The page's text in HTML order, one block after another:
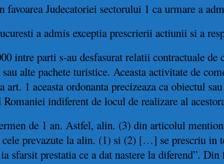
Judecatoriei sectorului 1 ca urmare a
a admis exceptia prescrierii actiunii si a
intre parti s-au desfasurat relatii contractuale
alte pachete turistice. Aceasta activitate de
1 aceasta ordonanta precizeaza ca obiectul
indiferent de locul de realizare al
de 1 an. Astfel, alin. (3) din articolul
prevazute la alin. (1) si (2) […] se prescriu
sfarsit prestatia ce a dat nastere la diferend”.